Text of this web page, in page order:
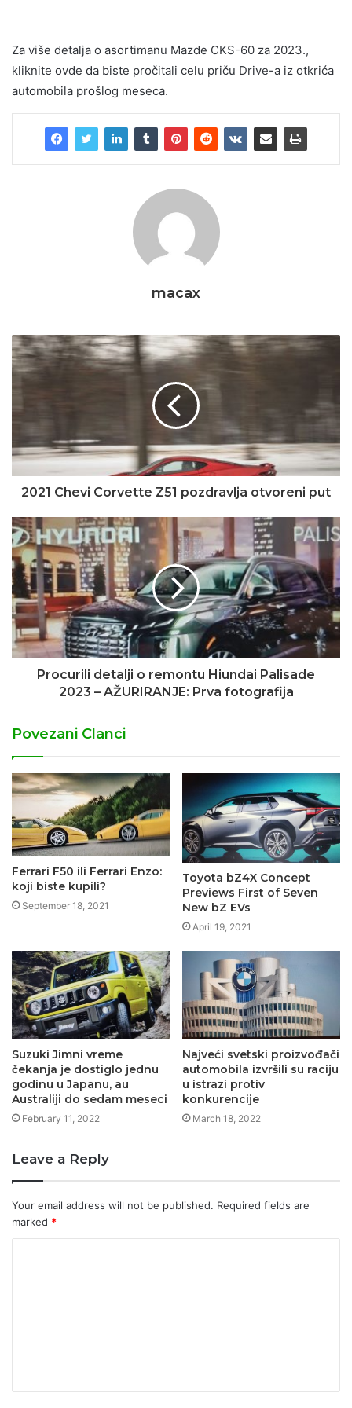
Za više detalja o asortimanu Mazde CKS-60 za 2023.,
kliknite ovde da biste pročitali celu priču Drive-a iz otkrića
automobila prošlog meseca.
macax
2021 Chevi Corvette Z51 pozdravlja otvoreni put
Procurili detalji o remontu Hiundai Palisade
2023 – AŽURIRANJE: Prva fotografija
Povezani Clanci
Ferrari F50 ili Ferrari Enzo:
koji biste kupili?
September 18, 2021
Toyota bZ4X Concept
Previews First of Seven
New bZ EVs
April 19, 2021
Suzuki Jimni vreme
čekanja je dostiglo jednu
godinu u Japanu, au
Australiji do sedam meseci
February 11, 2022
Najveći svetski proizvođači
automobila izvršili su raciju
u istrazi protiv
konkurencije
March 18, 2022
Leave a Reply
Your email address will not be published. Required fields are
marked *
t